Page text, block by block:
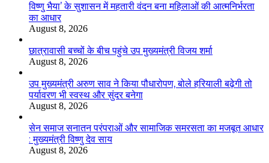
विष्णु भैया’ के सुशासन में महतारी वंदन बना महिलाओं की आत्मनिर्भरता
का आधार
August 8, 2026
छात्रावासी बच्चों के बीच पहुंचे उप मुख्यमंत्री विजय शर्मा
August 8, 2026
उप मुख्यमंत्री अरुण साव ने किया पौधारोपण, बोले हरियाली बढ़ेगी तो
पर्यावरण भी स्वस्थ और सुंदर बनेगा
August 8, 2026
सेन समाज सनातन परंपराओं और सामाजिक समरसता का मजबूत आधार
: मुख्यमंत्री विष्णु देव साय
August 8, 2026